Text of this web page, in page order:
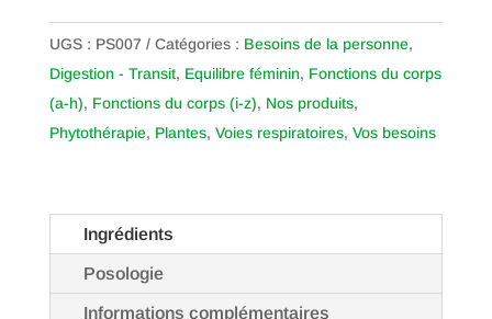
UGS : PS007 Catégories : Besoins de la personne,
Digestion - Transit, Equilibre féminin, Fonctions du corps
(a-h), Fonctions du corps (i-z), Nos produits,
Phytothérapie, Plantes, Voies respiratoires, Vos besoins
Ingrédients
Posologie
Informations complémentaires